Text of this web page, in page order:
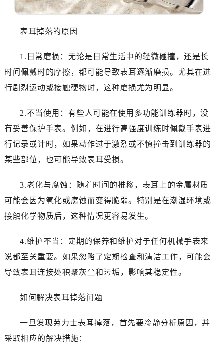
哈尔滨市道里区友谊西路600号富力中心T2座写字楼29层03室（需提前预约）
南通市崇川区工农路57号圆融广场写字楼16层1603室（需提前预约）
南宁市青秀区金湖路59号地王大厦12楼1224室（需提前预约）
合肥市蜀山区潜山路111号万象城华润大厦B座12楼03室（需提前预约）
泉州市丰泽区宝洲路729号浦西万达中心写字楼A座7楼709室（需提前预约）
长春市朝阳区西安大路727号中银大厦A座(旺进大厦)18层09室（需提前预约）
贵阳市南明区都司高架桥路33号亨特国际金融中心14楼14D（需提前预约）
西安市碑林区南关正街88号华侨城长安国际中心E座6楼10室（需提前预约）
海口市龙华区金贸东路5号海口华润大厦B座17层1707室（需提前预约）
表耳掉落的原因
1.日常磨损：无论是日常生活中的轻微碰撞，还是长
时间佩戴时的摩擦，都可能导致表耳逐渐磨损。尤其在进
行剧烈运动或接触硬物时，这种磨损尤为明显。
2.不当使用：有些人可能在使用多功能训练器时，没
有妥善保护手表。例如，在进行高强度训练时佩戴手表进
行记录或计时，如果动作过于激烈或不慎撞击到训练器的
某些部位，也可能导致表耳受损。
3.老化与腐蚀：随着时间的推移，表耳上的金属材质
可能会因为氧化或腐蚀而变得脆弱。特别是在潮湿环境或
接触化学物质后，这种情况更容易发生。
4.维护不当：定期的保养和维护对于任何机械手表来
说都至关重要。如果忽略了定期检查和清洁工作，可能会
导致表耳连接处积聚灰尘和污垢，影响其稳定性。
如何解决表耳掉落问题
一旦发现劳力士表耳掉落，首先要冷静分析原因，并
采取相应的解决措施：